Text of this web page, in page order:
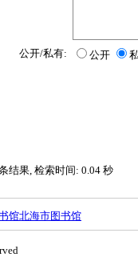
公开/私有: 公开
结果, 检索时间: 0.04 秒
馆北海市图书馆